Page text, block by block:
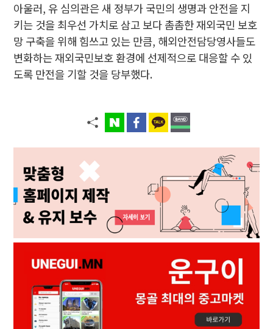
아울러, 유 심의관은 새 정부가 국민의 생명과 안전을 지
키는 것을 최우선 가치로 삼고 보다 촘촘한 재외국민 보호
망 구축을 위해 힘쓰고 있는 만큼, 해외안전담당영사들도
변화하는 재외국민보호 환경에 선제적으로 대응할 수 있
도록 만전을 기할 것을 당부했다.